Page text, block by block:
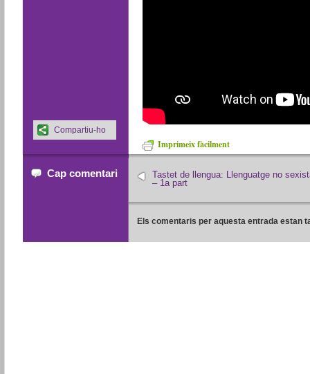
Imprimeix fàcilment
Compartiu-ho
Cap comentari
Tastet de llengua: Llenguatge no
– 1a part
Els comentaris per aquesta entrada estan